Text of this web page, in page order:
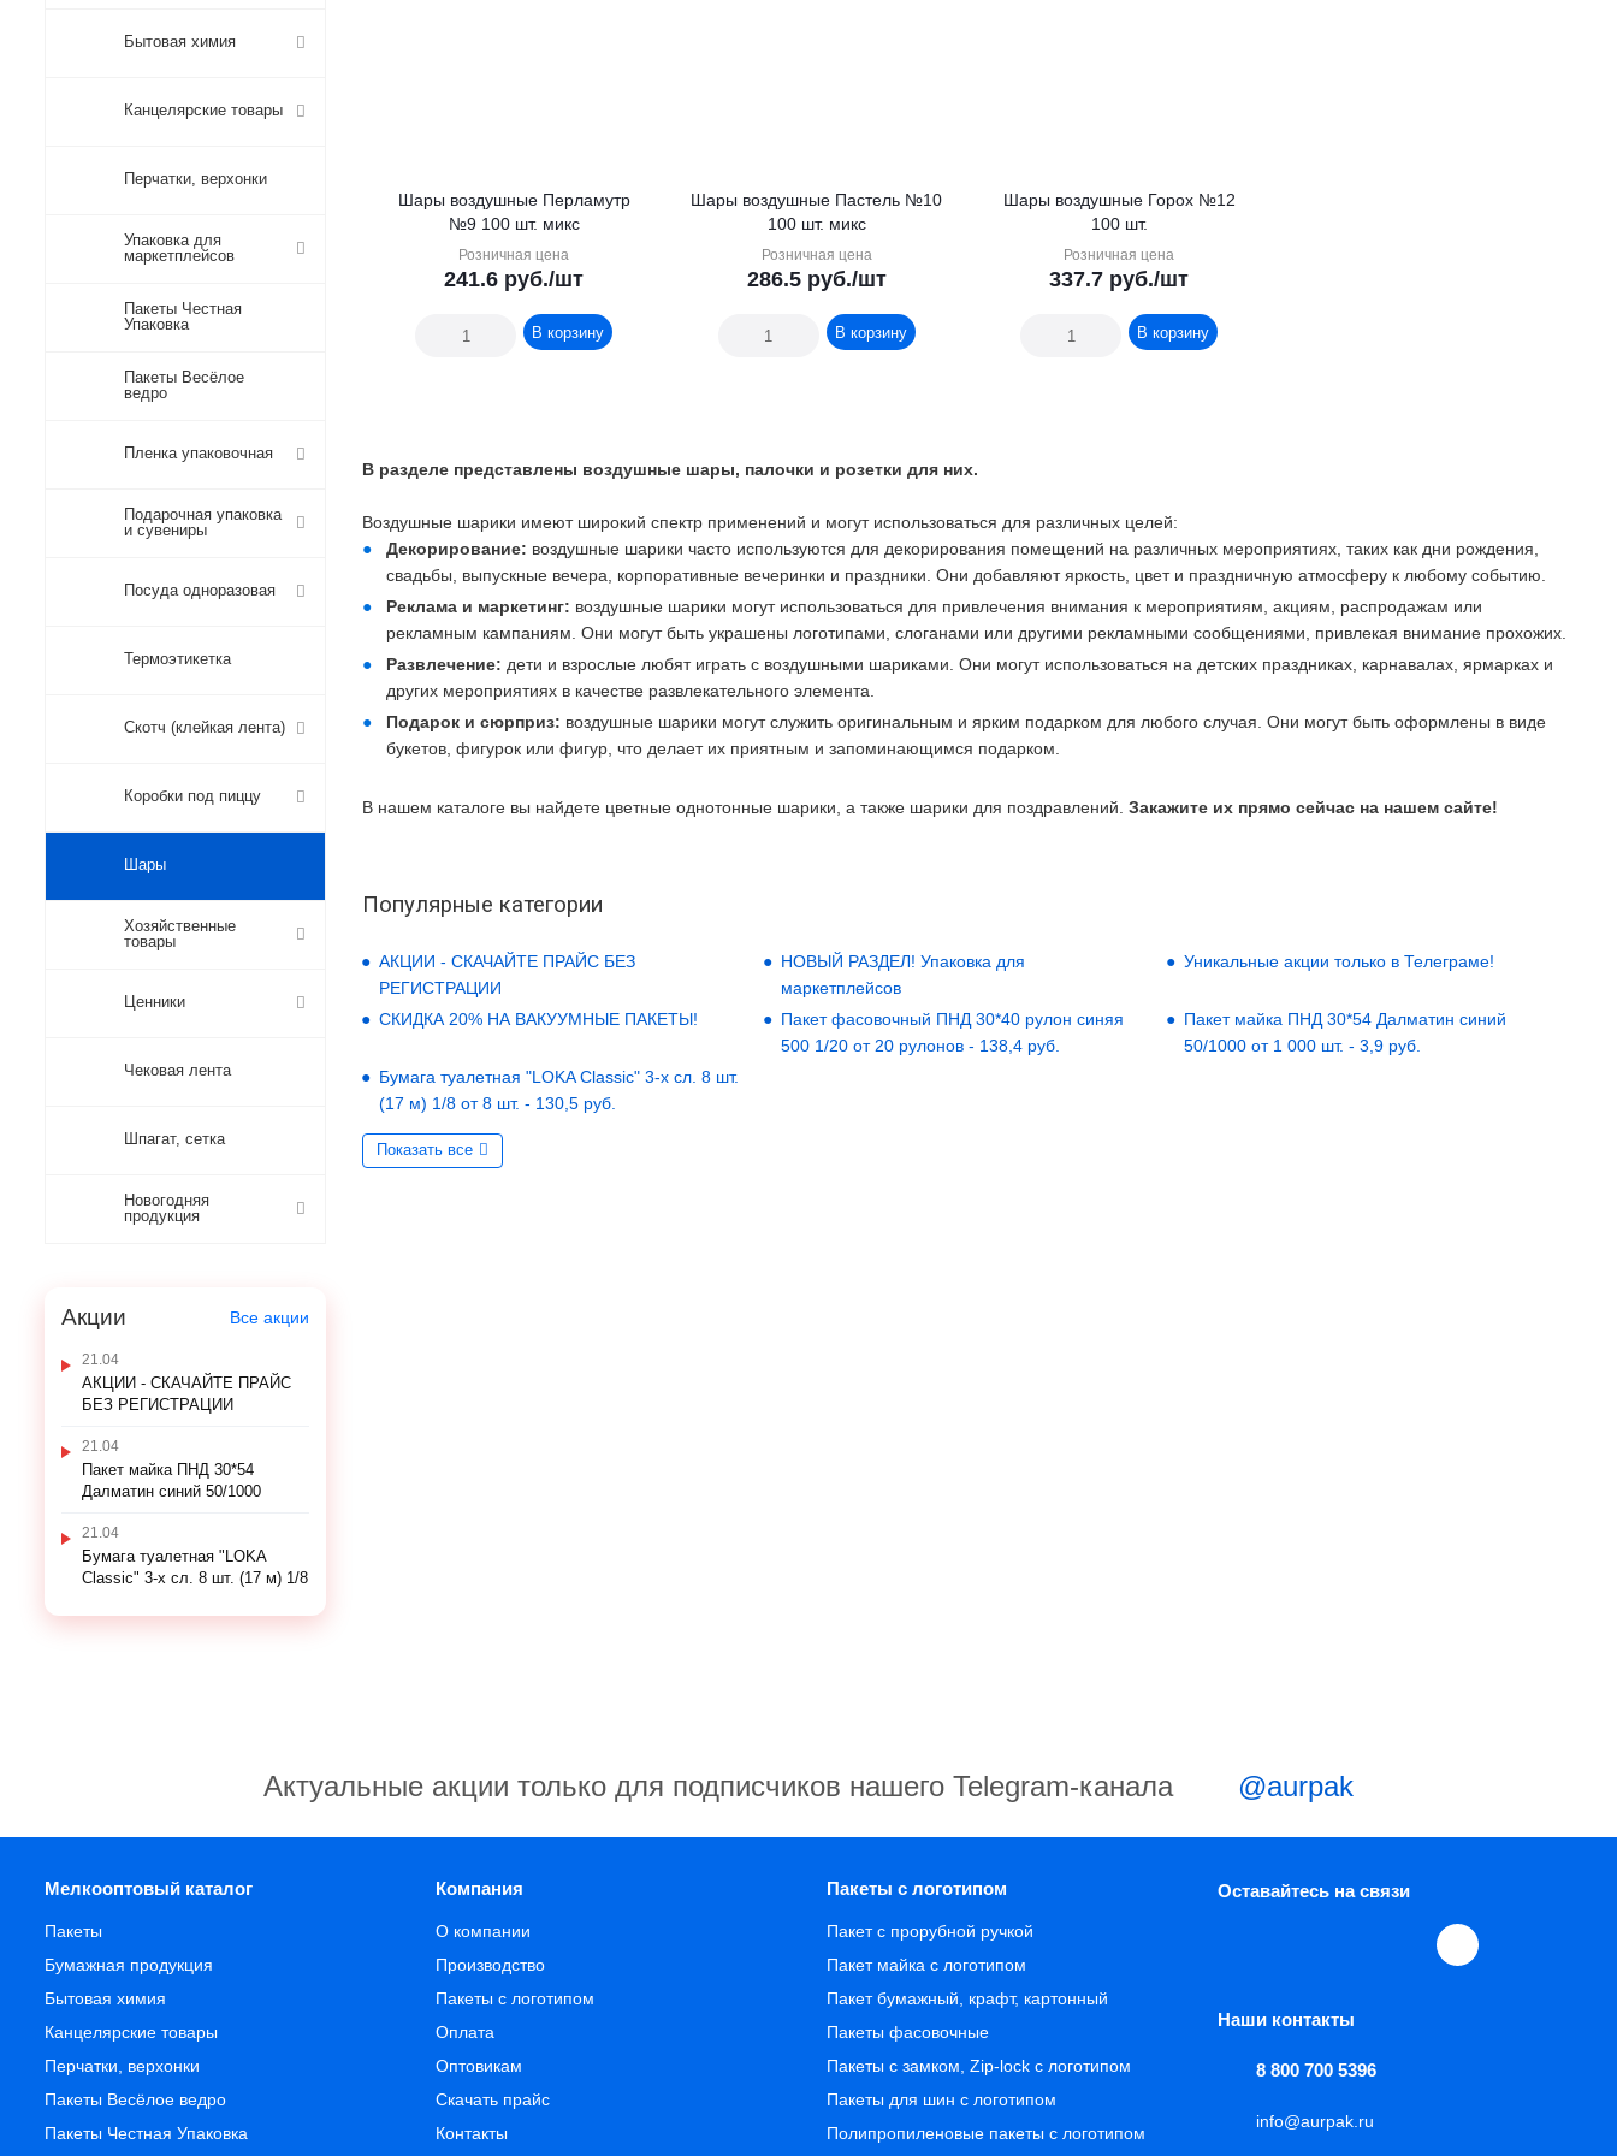
Шары воздушные Перламутр
№9 100 шт. микс
Розничная цена
241.6 руб./шт
В корзину
Шары воздушные Пастель №10
100 шт. микс
Розничная цена
286.5руб./шт
В корзину
Шары воздушные Горох №12
100 шт.
Розничная цена
337.7 руб./шт
В корзину
В разделе представлены воздушные шары, палочки и розетки для них.
Воздушные шарики имеют широкий спектр применений и могут использоваться для различных целей:
Декорирование: воздушные шарики часто используются для декорирования помещений на различных мероприятиях, таких как дни рождения,
свадьбы, выпускные вечера, корпоративные вечеринки и праздники. Они добавляют яркость, цвет и праздничную атмосферу к любому событию.
Реклама и маркетинг: воздушные шарики могут использоваться для привлечения внимания к мероприятиям, акциям, распродажам или
рекламным кампаниям. Они могут быть украшены логотипами, слоганами или другими рекламными сообщениями, привлекая внимание прохожих.
Развлечение: дети и взрослые любят играть с воздушными шариками. Они могут использоваться на детских праздниках, карнавалах, ярмарках и
других мероприятиях в качестве развлекательного элемента.
Подарок и сюрприз: воздушные шарики могут служить оригинальным и ярким подарком для любого случая. Они могут быть оформлены в виде
букетов, фигурок или фигур, что делает их приятным и запоминающимся подарком.
В нашем каталоге вы найдете цветные однотонные шарики, а также шарики для поздравлений. Закажите их прямо сейчас на нашем сайте!
Популярные категории
АКЦИИ - СКАЧАЙТЕ ПРАЙС БЕЗ
РЕГИСТРАЦИИ
НОВЫЙ РАЗДЕЛ! Упаковка для
маркетплейсов
Уникальные акции только в Телеграме!
СКИДКА 20% НА ВАКУУМНЫЕ ПАКЕТЫ!
Пакет фасовочный ПНД 30*40 рулон синяя
500 1/20 от 20 рулонов - 138,4 руб.
Пакет майка ПНД 30*54 Далматин синий
50/1000 от 1 000 шт. - 3,9 руб.
Бумага туалетная "LOKA Classic" 3-х сл. 8 шт.
(17 м) 1/8 от 8 шт. - 130,5 руб.
Показать все
Бытовая химия
Канцелярские товары
Перчатки, верхонки
Упаковка для
маркетплейсов
Пакеты Честная
Упаковка
Пакеты Весёлое
ведро
Пленка упаковочная
Подарочная упаковка
и сувениры
Посуда одноразовая
Термоэтикетка
Скотч (клейкая лента)
Коробки под пиццу
Шары
Хозяйственные
товары
Ценники
Чековая лента
Шпагат, сетка
Новогодняя
продукция
Акции Все акции
21.04
АКЦИИ - СКАЧАЙТЕ ПРАЙС
БЕЗ РЕГИСТРАЦИИ
21.04
Пакет майка ПНД 30*54
Далматин синий 50/1000
21.04
Бумага туалетная "LOKA
Classic" 3-х сл. 8 шт. (17 м) 1/8
Актуальные акции только для подписчиков нашего Telegram-канала @aurpak
Мелкооптовый каталог
Пакеты
Бумажная продукция
Бытовая химия
Канцелярские товары
Перчатки, верхонки
Пакеты Весёлое ведро
Пакеты Честная Упаковка
Компания
О компании
Производство
Пакеты с логотипом
Оплата
Оптовикам
Скачать прайс
Контакты
Пакеты с логотипом
Пакет с прорубной ручкой
Пакет майка с логотипом
Пакет бумажный, крафт, картонный
Пакеты фасовочные
Пакеты с замком, Zip-lock с логотипом
Пакеты для шин с логотипом
Полипропиленовые пакеты с логотипом
Оставайтесь на связи
Наши контакты
8 800 700 5396
info@aurpak.ru